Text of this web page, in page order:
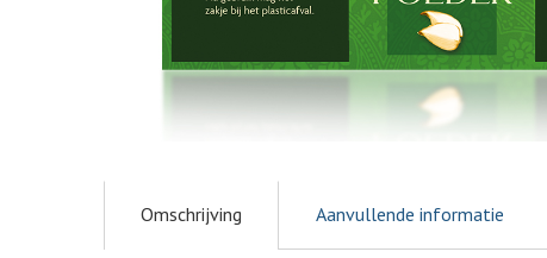
Omschrijving Aanvullende informatie